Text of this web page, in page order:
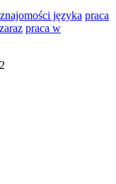
języka praca
praca w